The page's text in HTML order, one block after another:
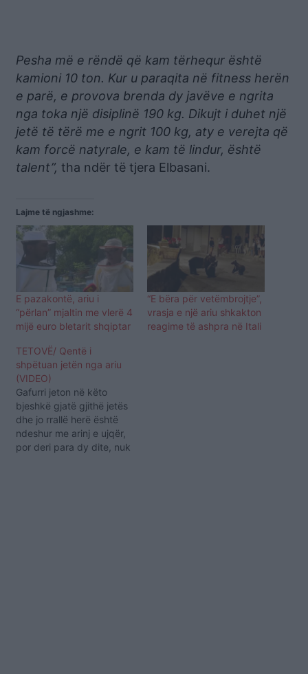
Pesha më e rëndë që kam tërhequr është
kamioni 10 ton. Kur u paraqita në fitness herën
e parë, e provova brenda dy javëve e ngrita
nga toka një disiplinë 190 kg. Dikujt i duhet një
jetë të tërë me e ngrit 100 kg, aty e verejta që
kam forcë natyrale, e kam të lindur, është
talent”, tha ndër të tjera Elbasani.
Lajme të ngjashme:
E pazakontë, ariu i
“përlan” mjaltin me vlerë 4
mijë euro bletarit shqiptar
“E bëra për vetëmbrojtje”,
vrasja e një ariu shkakton
reagime të ashpra në Itali
TETOVË/ Qentë i
shpëtuan jetën nga ariu
(VIDEO)
Gafurri jeton në këto
bjeshkë gjatë gjithë jetës
dhe jo rrallë herë është
ndeshur me arinj e ujqër,
por deri para dy dite, nuk